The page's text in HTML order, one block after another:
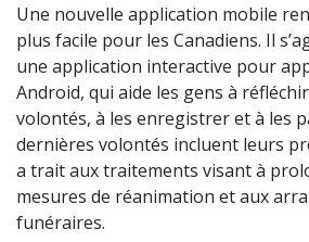
Une nouvelle application mobile
plus facile pour les Canadiens. Il
une application interactive pour
Android, qui aide les gens à
volontés, à les enregistrer et à les
dernières volontés incluent leurs
a trait aux traitements visant à
mesures de réanimation et aux
funéraires.